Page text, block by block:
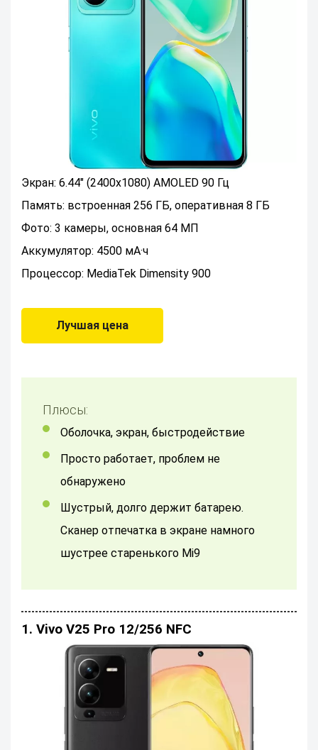
Экран: 6.44" (2400x1080) AMOLED 90 Гц
Память: встроенная 256 ГБ, оперативная 8 ГБ
Фото: 3 камеры, основная 64 МП
Аккумулятор: 4500 мА·ч
Процессор: MediaTek Dimensity 900
Лучшая цена
Плюсы:
оболочка, экран, быстродействие
Просто работает, проблем не
обнаружено
Шустрый, долго держит батарею.
Сканер отпечатка в экране намного
шустрее старенького Mi9
1. Vivo V25 Pro 12/256 NFC